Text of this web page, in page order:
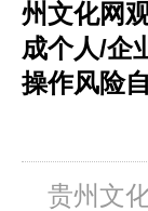
州文化网
成个人/企
操作风险自
贵州文